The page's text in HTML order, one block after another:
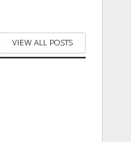
VIEW ALL POSTS